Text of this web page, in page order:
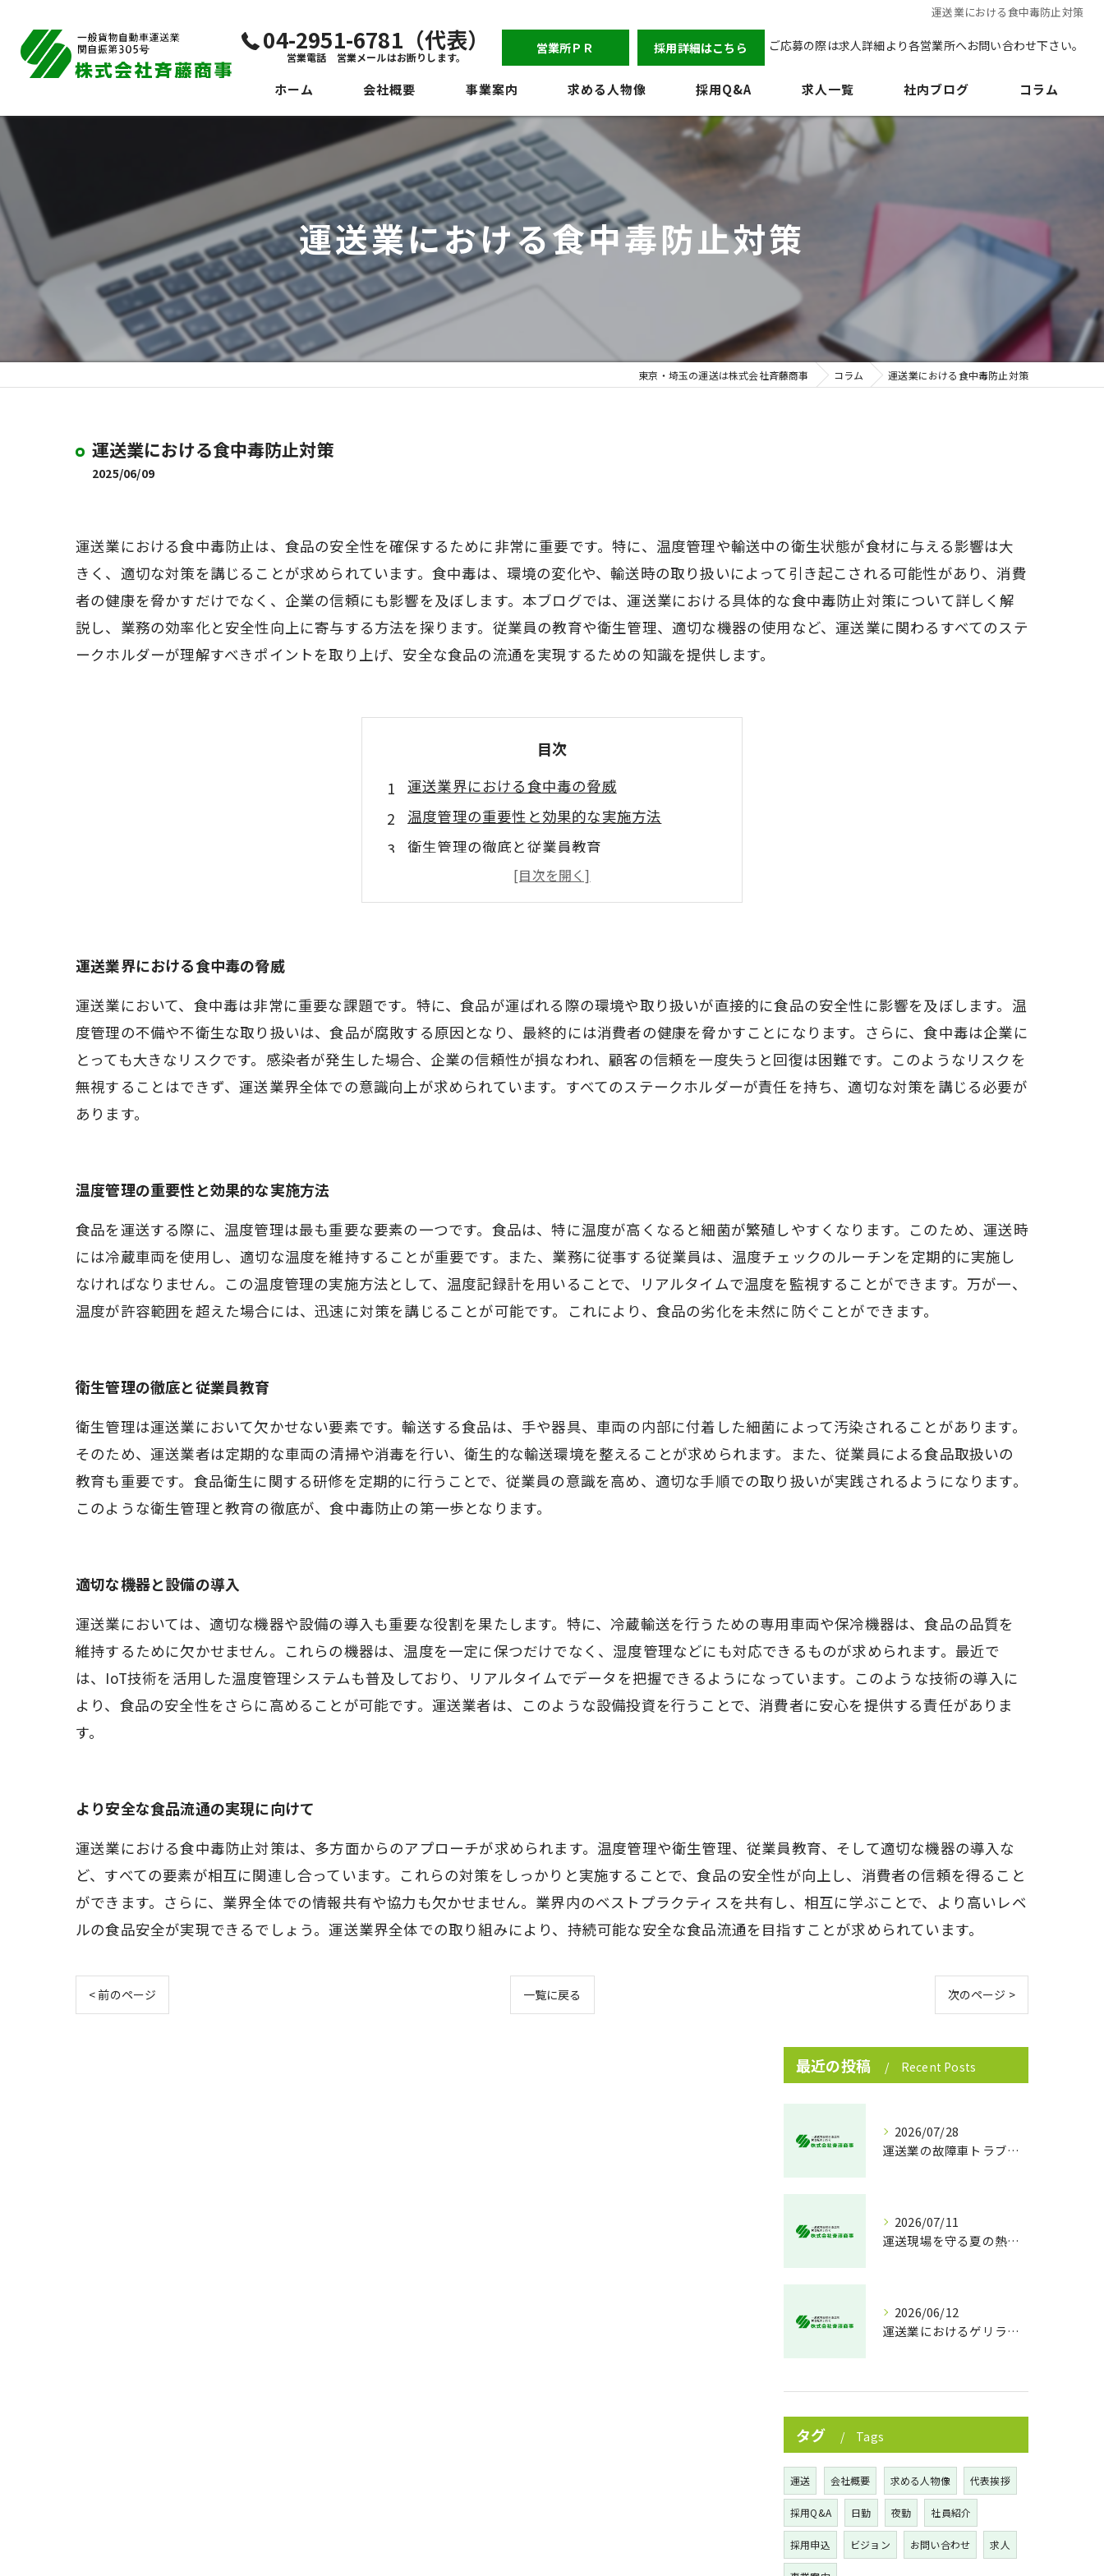
運送業における食中毒防止対策
04-2951-6781（代表）
営業電話 営業メールはお断りします。
営業所ＰＲ 採用詳細はこちら ご応募の際は求人詳細より各営業所へお問い合わせ下さい。
ホーム 会社概要
代表挨拶
ビジョン
社員紹介
事業案内 求める人物像 採用Q&A 求人一覧 社内ブログ コラム
運送業における食中毒防止対策
東京・埼玉の運送は株式会社斉藤商事 コラム 運送業における食中毒防止対策
運送業における食中毒防止対策
2025/06/09
運送業における食中毒防止は、食品の安全性を確保するために非常に重要です。特に、温度管理や輸送中の衛生状態が食材に与える影響は大
きく、適切な対策を講じることが求められています。食中毒は、環境の変化や、輸送時の取り扱いによって引き起こされる可能性があり、消費
者の健康を脅かすだけでなく、企業の信頼にも影響を及ぼします。本ブログでは、運送業における具体的な食中毒防止対策について詳しく解
説し、業務の効率化と安全性向上に寄与する方法を探ります。従業員の教育や衛生管理、適切な機器の使用など、運送業に関わるすべてのステ
ークホルダーが理解すべきポイントを取り上げ、安全な食品の流通を実現するための知識を提供します。
目次
運送業界における食中毒の脅威
温度管理の重要性と効果的な実施方法
衛生管理の徹底と従業員教育
適切な機器と設備の導入
より安全な食品流通の実現に向けて
運送業界における食中毒の脅威
運送業において、食中毒は非常に重要な課題です。特に、食品が運ばれる際の環境や取り扱いが直接的に食品の安全性に影響を及ぼします。温
度管理の不備や不衛生な取り扱いは、食品が腐敗する原因となり、最終的には消費者の健康を脅かすことになります。さらに、食中毒は企業に
とっても大きなリスクです。感染者が発生した場合、企業の信頼性が損なわれ、顧客の信頼を一度失うと回復は困難です。このようなリスクを
無視することはできず、運送業界全体での意識向上が求められています。すべてのステークホルダーが責任を持ち、適切な対策を講じる必要が
あります。
温度管理の重要性と効果的な実施方法
食品を運送する際に、温度管理は最も重要な要素の一つです。食品は、特に温度が高くなると細菌が繁殖しやすくなります。このため、運送時
には冷蔵車両を使用し、適切な温度を維持することが重要です。また、業務に従事する従業員は、温度チェックのルーチンを定期的に実施し
なければなりません。この温度管理の実施方法として、温度記録計を用いることで、リアルタイムで温度を監視することができます。万が一、
温度が許容範囲を超えた場合には、迅速に対策を講じることが可能です。これにより、食品の劣化を未然に防ぐことができます。
衛生管理の徹底と従業員教育
衛生管理は運送業において欠かせない要素です。輸送する食品は、手や器具、車両の内部に付着した細菌によって汚染されることがあります。
そのため、運送業者は定期的な車両の清掃や消毒を行い、衛生的な輸送環境を整えることが求められます。また、従業員による食品取扱いの
教育も重要です。食品衛生に関する研修を定期的に行うことで、従業員の意識を高め、適切な手順での取り扱いが実践されるようになります。
このような衛生管理と教育の徹底が、食中毒防止の第一歩となります。
適切な機器と設備の導入
運送業においては、適切な機器や設備の導入も重要な役割を果たします。特に、冷蔵輸送を行うための専用車両や保冷機器は、食品の品質を
維持するために欠かせません。これらの機器は、温度を一定に保つだけでなく、湿度管理などにも対応できるものが求められます。最近で
は、IoT技術を活用した温度管理システムも普及しており、リアルタイムでデータを把握できるようになっています。このような技術の導入に
より、食品の安全性をさらに高めることが可能です。運送業者は、このような設備投資を行うことで、消費者に安心を提供する責任がありま
す。
より安全な食品流通の実現に向けて
運送業における食中毒防止対策は、多方面からのアプローチが求められます。温度管理や衛生管理、従業員教育、そして適切な機器の導入な
ど、すべての要素が相互に関連し合っています。これらの対策をしっかりと実施することで、食品の安全性が向上し、消費者の信頼を得ること
ができます。さらに、業界全体での情報共有や協力も欠かせません。業界内のベストプラクティスを共有し、相互に学ぶことで、より高いレベ
ルの食品安全が実現できるでしょう。運送業界全体での取り組みにより、持続可能な安全な食品流通を目指すことが求められています。
< 前のページ 一覧に戻る 次のページ >
最近の投稿 Recent Posts
2026/07/28
運送業の故障車トラブル即時対処法
2026/07/11
運送現場を守る夏の熱中症対策
2026/06/12
運送業におけるゲリラ豪雨対策の実践法
タグ Tags
運送 会社概要 求める人物像 代表挨拶
採用Q&A 日勤 夜勤 社員紹介
採用申込 ビジョン お問い合わせ 求人